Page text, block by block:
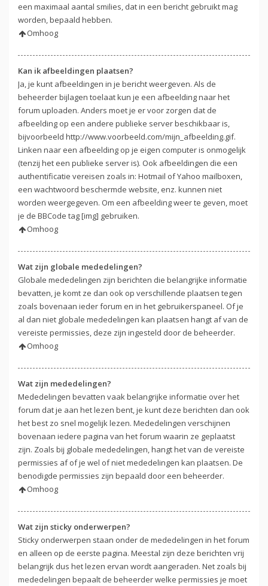
een maximaal aantal smilies, dat in een bericht gebruikt mag
worden, bepaald hebben.
Omhoog
Kan ik afbeeldingen plaatsen?
Ja, je kunt afbeeldingen in je bericht weergeven. Als de
beheerder bijlagen toelaat kun je een afbeelding naar het
forum uploaden. Anders moet je er voor zorgen dat de
afbeelding op een andere publieke server beschikbaar is,
bijvoorbeeld http://www.voorbeeld.com/mijn_afbeelding.gif.
Linken naar een afbeelding op je eigen computer is onmogelijk
(tenzij het een publieke server is). Ook afbeeldingen die een
authentificatie vereisen zoals in: Hotmail of Yahoo mailboxen,
een wachtwoord beschermde website, enz. kunnen niet
worden weergegeven. Om een afbeelding weer te geven, moet
je de BBCode tag [img] gebruiken.
Omhoog
Wat zijn globale mededelingen?
Globale mededelingen zijn berichten die belangrijke informatie
bevatten, je komt ze dan ook op verschillende plaatsen tegen
zoals bovenaan ieder forum en in het gebruikerspaneel. Of je
al dan niet globale mededelingen kan plaatsen hangt af van de
vereiste permissies, deze zijn ingesteld door de beheerder.
Omhoog
Wat zijn mededelingen?
Mededelingen bevatten vaak belangrijke informatie over het
forum dat je aan het lezen bent, je kunt deze berichten dan ook
het best zo snel mogelijk lezen. Mededelingen verschijnen
bovenaan iedere pagina van het forum waarin ze geplaatst
zijn. Zoals bij globale mededelingen, hangt het van de vereiste
permissies af of je wel of niet mededelingen kan plaatsen. De
benodigde permissies zijn bepaald door een beheerder.
Omhoog
Wat zijn sticky onderwerpen?
Sticky onderwerpen staan onder de mededelingen in het forum
en alleen op de eerste pagina. Meestal zijn deze berichten vrij
belangrijk dus het lezen ervan wordt aangeraden. Net zoals bij
mededelingen bepaalt de beheerder welke permissies je moet